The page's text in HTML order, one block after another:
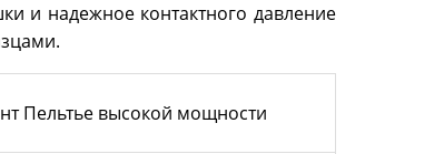
и надежное контактного давление
Пельтье высокой мощности